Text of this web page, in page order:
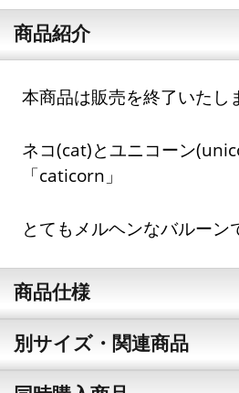
商品紹介
本商品は販売を終了いたし
ネコ(cat)とユニコーン
「caticorn」
とてもメルヘンなバルーン
商品仕様
別サイズ・関連商品